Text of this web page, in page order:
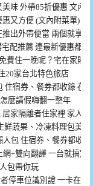
美味 外帶85折優惠 文內
惠又方便 (文內附菜單)
推出外帶便當 兩個就享85
配推薦 連最新優惠都整
費住一晚呢？宅在家賭
20家台北特色旅店
住宿券、餐券都收錄 在
麼請假嗨翻一整年
居家隔離者住家裡 家人
蔬果、冷凍料理包美
包 住宿券、餐券都收
+雙向翻譯 一台就搞定
包帶你玩
停車位識別證 一卡在